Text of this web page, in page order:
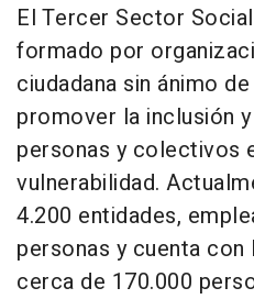
El Tercer Sector
formado por
ciudadana sin ánimo
promover la inclusión
personas y colectivos
vulnerabilidad.
4.200 entidades,
personas y cuenta
cerca de 170.000